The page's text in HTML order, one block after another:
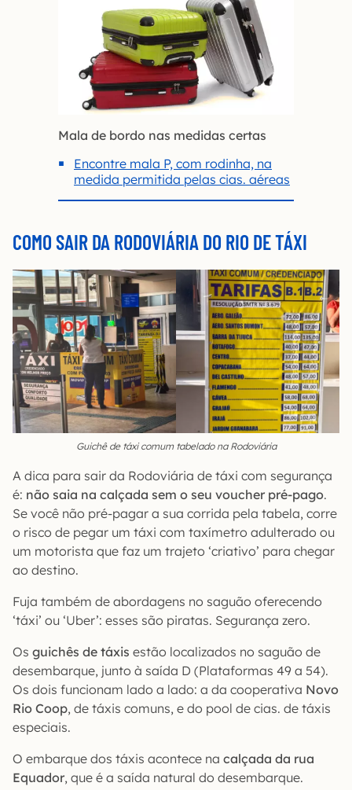
Mala de bordo nas medidas certas
Encontre mala P, com rodinha, na
medida permitida pelas cias. aéreas
COMO SAIR DA RODOVIÁRIA DO RIO DE TÁXI
Guichê de táxi comum tabelado na Rodoviária
A dica para sair da Rodoviária de táxi com segurança
é: não saia na calçada sem o seu voucher pré-pago.
Se você não pré-pagar a sua corrida pela tabela, corre
o risco de pegar um táxi com taxímetro adulterado ou
um motorista que faz um trajeto ‘criativo’ para chegar
ao destino.
Fuja também de abordagens no saguão oferecendo
‘táxi’ ou ‘Uber’: esses são piratas. Segurança zero.
Os guichês de táxis estão localizados no saguão de
desembarque, junto à saída D (Plataformas 49 a 54).
Os dois funcionam lado a lado: a da cooperativa Novo
Rio Coop, de táxis comuns, e do pool de cias. de táxis
especiais.
O embarque dos táxis acontece na calçada da rua
Equador, que é a saída natural do desembarque.